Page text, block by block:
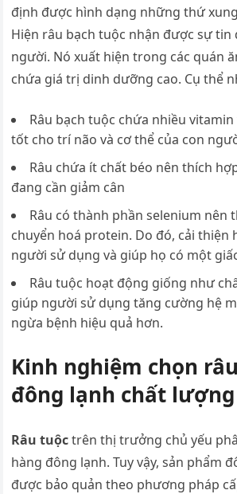
định được hình dạng những thứ
Hiện râu bạch tuộc nhận được sự tin
người. Nó xuất hiện trong các quán
chứa giá trị dinh dưỡng cao. Cụ thể
Râu bạch tuộc chứa nhiều
tốt cho trí não và cơ thể của con
Râu chứa ít chất béo nên thích
đang cần giảm cân
Râu có thành phần selenium nên
chuyển hoá protein. Do đó, cải thiện
người sử dụng và giúp họ có một
Râu tuộc hoạt động giống như
giúp người sử dụng tăng cường hệ
ngừa bệnh hiệu quả hơn.
Kinh nghiệm chọn
đông lạnh chất lượng
Râu tuộctrên thị trưởng chủ yếu
hàng đông lạnh. Tuy vậy, sản phẩm
được bảo quản theo phương pháp